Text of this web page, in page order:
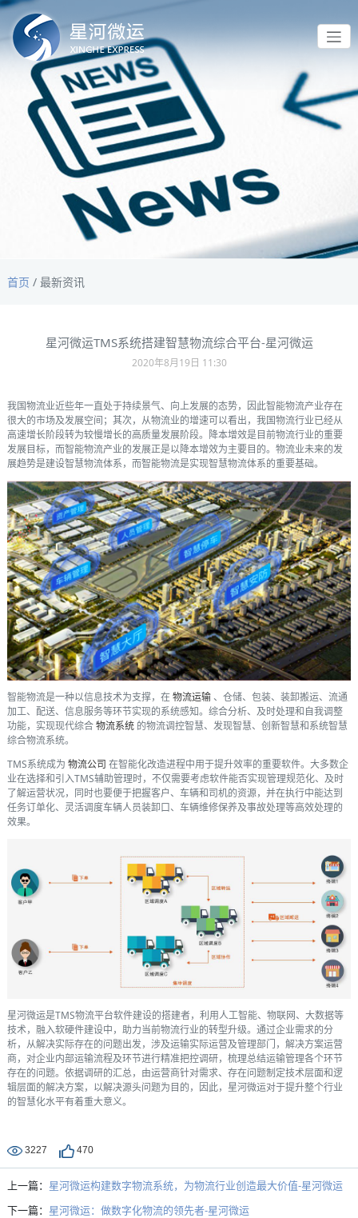
首页 / 最新资讯
星河微运TMS系统搭建智慧物流综合平台-星河微运
2020年8月19日 11:30
我国物流业近些年一直处于持续景气、向上发展的态势，因此智能物流产业存在
很大的市场及发展空间；其次，从物流业的增速可以看出，我国物流行业已经从
高速增长阶段转为较慢增长的高质量发展阶段。降本增效是目前物流行业的重要
发展目标，而智能物流产业的发展正是以降本增效为主要目的。物流业未来的发
展趋势是建设智慧物流体系，而智能物流是实现智慧物流体系的重要基础。
智能物流是一种以信息技术为支撑，在物流运输 、仓储、包装、装卸搬运、流通
加工、配送、信息服务等环节实现的系统感知。综合分析、及时处理和自我调整
功能，实现现代综合物流系统 的物流调控智慧、发现智慧、创新智慧和系统智慧
综合物流系统。
TMS系统成为 物流公司 在智能化改造进程中用于提升效率的重要软件。大多数企
业在选择和引入TMS辅助管理时，不仅需要考虑软件能否实现管理规范化、及时
了解运营状况，同时也要便于把握客户、车辆和司机的资源，并在执行中能达到
任务订单化、灵活调度车辆人员装卸口、车辆维修保养及事故处理等高效处理的
效果。
星河微运是TMS物流平台软件建设的搭建者，利用人工智能、物联网、大数据等
技术，融入软硬件建设中，助力当前物流行业的转型升级。通过企业需求的分
析，从解决实际存在的问题出发，涉及运输实际运营及管理部门，解决方案运营
商，对企业内部运输流程及环节进行精准把控调研，梳理总结运输管理各个环节
存在的问题。依据调研的汇总，由运营商针对需求、存在问题制定技术层面和逻
辑层面的解决方案，以解决源头问题为目的，因此，星河微运对于提升整个行业
的智慧化水平有着重大意义。
3227 470
上一篇： 星河微运构建数字物流系统，为物流行业创造最大价值-星河微运
下一篇： 星河微运：做数字化物流的领先者-星河微运